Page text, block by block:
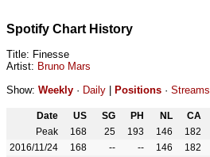
Spotify Chart History
Title: Finesse
Artist: Bruno Mars
Show: Weekly · Daily Positions · Streams
Date US SG PH NL CA
Peak
168 25 193 146 182
2016/11/24
168 -- -- 146 182